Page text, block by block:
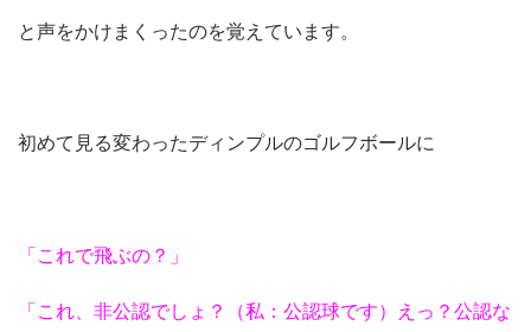
と声をかけまくったのを覚えています。
初めて見る変わったディンプルのゴルフボールに
「これで飛ぶの？」
「これ、非公認でしょ？（私：公認球です）えっ？公認な